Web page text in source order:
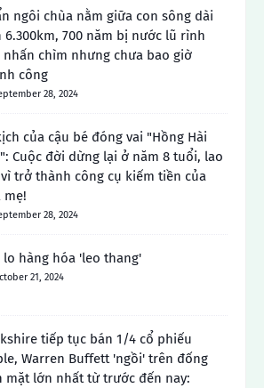
ngôi chùa nằm giữa con sông dài
6.300km, 700 năm bị nước lũ rình
nhấn chìm nhưng chưa bao giờ
công
28, 2024
của cậu bé đóng vai "Hồng Hài
Cuộc đời dừng lại ở năm 8 tuổi, lao
trở thành công cụ kiếm tiền của
mẹ!
28, 2024
lo hàng hóa 'leo thang'
21, 2024
tiếp tục bán 1/4 cổ phiếu
Warren Buffett 'ngồi' trên đống
mặt lớn nhất từ ​​trước đến nay: